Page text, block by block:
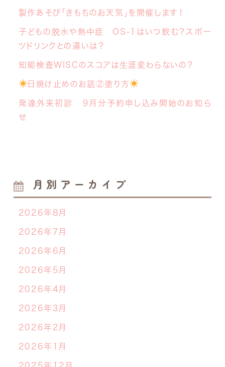
製作あそび「きもちのお天気」を開催します！
子どもの脱水や熱中症 OS-1はいつ飲む？スポー
ツドリンクとの違いは？
知能検査WISCのスコアは生涯変わらないの？
日焼け止めのお話②塗り方
発達外来初診 ９月分予約申し込み開始のお知ら
せ
月別アーカイブ
2026年8月
2026年7月
2026年6月
2026年5月
2026年4月
2026年3月
2026年2月
2026年1月